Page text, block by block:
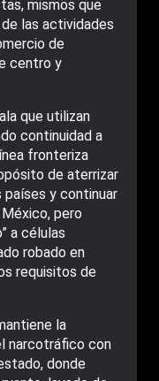
mismos que
las actividades
de
centro y
que utilizan
continuidad a
fronteriza
de aterrizar
y continuar
pero
a células
robado en
requisitos de
la
narcotráfico con
donde